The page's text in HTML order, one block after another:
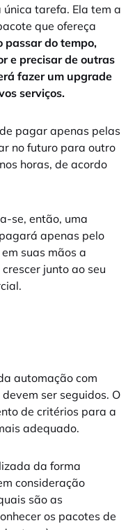
tarefa. Ela tem a
que ofereça
passar do tempo,
e precisar de outras
fazer um upgrade
serviços.
pagar apenas pelas
no futuro para outro
horas, de acordo
se, então, uma
apenas pelo
suas mãos a
junto ao seu
automação com
ser seguidos. O
de critérios para a
adequado.
da forma
consideração
são as
os pacotes de